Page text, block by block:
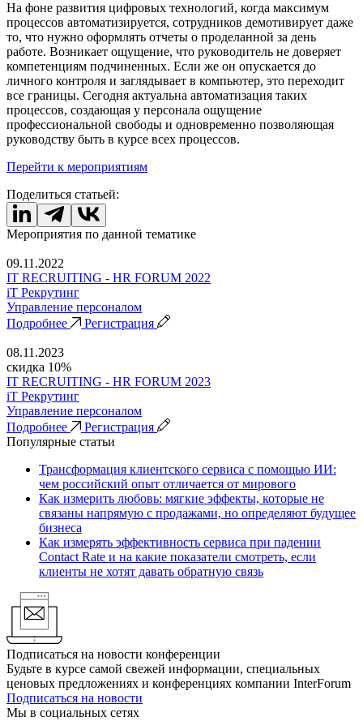
На фоне развития цифровых технологий, когда максимум
процессов автоматизируется, сотрудников демотивирует даже
то, что нужно оформлять отчеты о проделанной за день
работе. Возникает ощущение, что руководитель не доверяет
компетенциям подчиненных. Если же он опускается до
личного контроля и заглядывает в компьютер, это переходит
все границы. Сегодня актуальна автоматизация таких
процессов, создающая у персонала ощущение
профессиональной свободы и одновременно позволяющая
руководству быть в курсе всех процессов.
Перейти к мероприятиям
Поделиться статьей:
Мероприятия по данной тематике
09.11.2022
IT RECRUITING - HR FORUM 2022
iT Рекрутинг
Управление персоналом
Подробнее
Регистрация
08.11.2023
скидка 10%
IT RECRUITING - HR FORUM 2023
iT Рекрутинг
Управление персоналом
Подробнее
Регистрация
Популярные статьи
Трансформация клиентского сервиса с помощью ИИ:
чем российский опыт отличается от мирового
Как измерить любовь: мягкие эффекты, которые не
связаны напрямую с продажами, но определяют будущее
бизнеса
Как измерять эффективность сервиса при падении
Contact Rate и на какие показатели смотреть, если
клиенты не хотят давать обратную связь
Подписаться на новости конференции
Будьте в курсе самой свежей информации, специальных
ценовых предложениях и конференциях компании InterForum
Подписаться на новости
Мы в социальных сетях